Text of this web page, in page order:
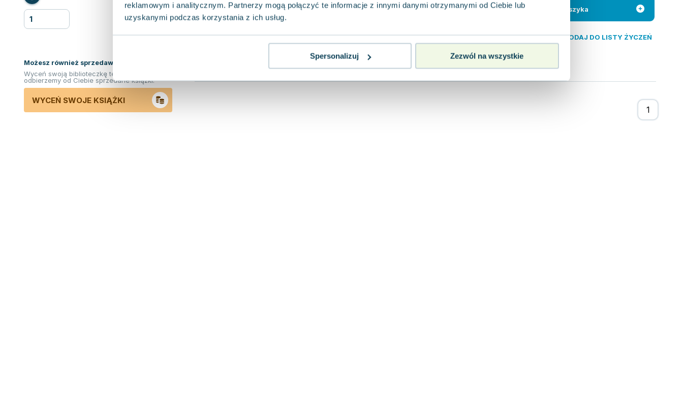
reklamowym i analitycznym. Partnerzy mogą połączyć te informacje z innymi danymi otrzymanymi od Ciebie lub
uzyskanymi podczas korzystania z ich usług.
Spersonalizuj Zezwól na wszystkie
Możesz również sprzedawać ksiązki!
Wyceń swoją biblioteczkę teraz. Odkupimy i
odbierzemy od Ciebie sprzedane książki.
WYCEŃ SWOJE KSIĄŻKI
pouczające studium, które przybliża specyfikę i niezwykłości
różnych narodów....
Pakujemy jutro
Wyprzedaż
Do koszyka
DODAJ DO LISTY ŻYCZEŃ